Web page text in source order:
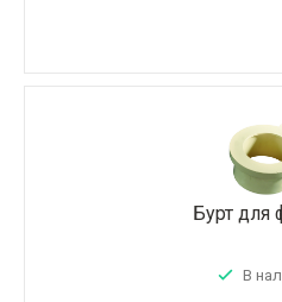
Бурт для
В